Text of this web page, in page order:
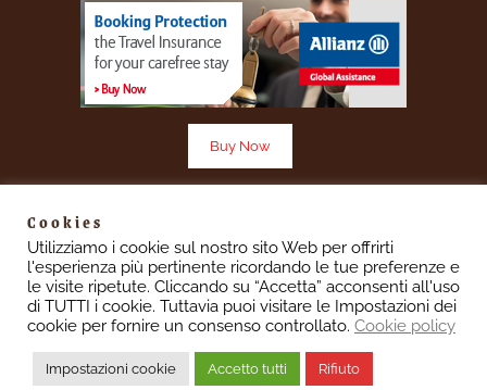
Buy Now
Vescovado 7 è un sito aggiornato in base ai sensi del
Regolamento UE 2016/679 denominato “Regolamento
Europeo in materia di protezione dei dati personali”(GDPR)
informiamo gli utenti che i dati personali immessi nel sito sono
trattati con le modalità e le finalità descritte nella pagina
Privacy e Cookies.
Cookies
Utilizziamo i cookie sul nostro sito Web per offrirti
l'esperienza più pertinente ricordando le tue preferenze e
le visite ripetute. Cliccando su “Accetta” acconsenti all'uso
di TUTTI i cookie. Tuttavia puoi visitare le Impostazioni dei
cookie per fornire un consenso controllato. Cookie policy
Impostazioni cookie Accetto tutti Rifiuto